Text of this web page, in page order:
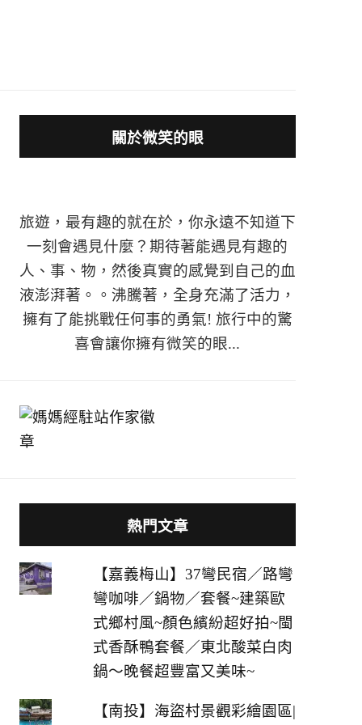
關於微笑的眼
旅遊，最有趣的就在於，你永遠不知道下
一刻會遇見什麼？期待著能遇見有趣的
人、事、物，然後真實的感覺到自己的血
液澎湃著。。沸騰著，全身充滿了活力，
擁有了能挑戰任何事的勇氣! 旅行中的驚
喜會讓你擁有微笑的眼...
熱門文章
【嘉義梅山】37彎民宿／路彎
彎咖啡／鍋物／套餐~建築歐
式鄉村風~顏色繽紛超好拍~閩
式香酥鴨套餐／東北酸菜白肉
鍋～晚餐超豐富又美味~
【南投】海盜村景觀彩繪園區|